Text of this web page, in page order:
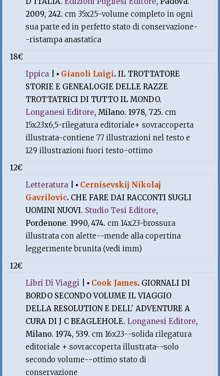
2009, 242.cm 35x25-volume completo in ogni
sua parte ed in perfetto stato di conservazione-
-ristampa anastatica
18€
Ippica |▪ Gianoli Luigi.IL TROTTATORE
STORIE E GENEALOGIE DELLE RAZZE
TROTTATRICI DI TUTTO IL MONDO.
Longanesi Editore, Milano. 1978, 725.cm
15x23x6,5-rilegatura editoriale+ sovraccoperta
illustrata-contiene 77 illustrazioni nel testo e
129 illustrazioni fuori testo-ottimo
12€
Letteratura |▪ Cernisevskij Nikolaj
Gavrilovic. CHE FARE DAI RACCONTI SUGLI
UOMINI NUOVI. Studio Tesi Editore,
Pordenone. 1990, 474.cm 14x23-brossura
illustrata con alette--mende alla copertina
leggermente brunita (vedi imm)
12€
Libri Di Viaggi |▪ Cook James. GIORNALI DI
BORDO SECONDO VOLUME IL VIAGGIO
DELLA RESOLUTION E DELL' ADVENTURE A
CURA DI J C BEAGLEHOLE.Longanesi Editore,
Milano. 1974, 539.cm 16x23--solida rilegatura
editoriale + sovraccoperta illustrata--solo
secondo volume--ottimo stato di
conservazione